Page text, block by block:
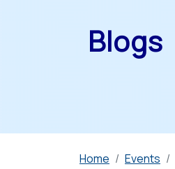
Blogs
Home Events